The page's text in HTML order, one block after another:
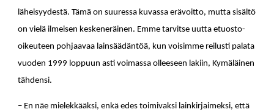
läheisyydestä. Tämä on suuressa kuvassa erävoitto, mutta sisältö
on vielä ilmeisen keskeneräinen. Emme tarvitse uutta etuosto-
oikeuteen pohjaavaa lainsäädäntöä, kun voisimme reilusti palata
vuoden 1999 loppuun asti voimassa olleeseen lakiin, Kymäläinen
tähdensi.
– En näe mielekkääksi, enkä edes toimivaksi lainkirjaimeksi, että